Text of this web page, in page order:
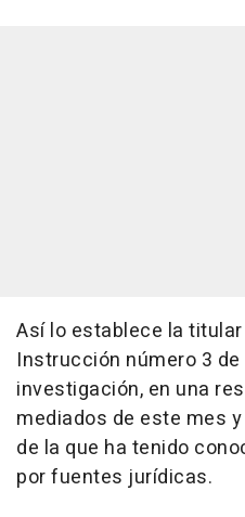
Así lo establece la
Instrucción número 3
investigación, en una
mediados de este mes
de la que ha tenido
por fuentes jurídicas.